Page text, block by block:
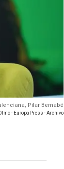
Pilar Bernabé
- Europa Press - Archivo